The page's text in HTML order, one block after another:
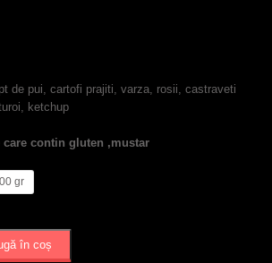
de pui, cartofi prajiti, varza, rosii, castraveti
ketchup
contin gluten ,mustar
gr
în coș